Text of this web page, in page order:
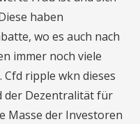
haben
wo es auch nach
immer noch viele
ripple wkn dieses
der Dezentralität für
Masse der Investoren